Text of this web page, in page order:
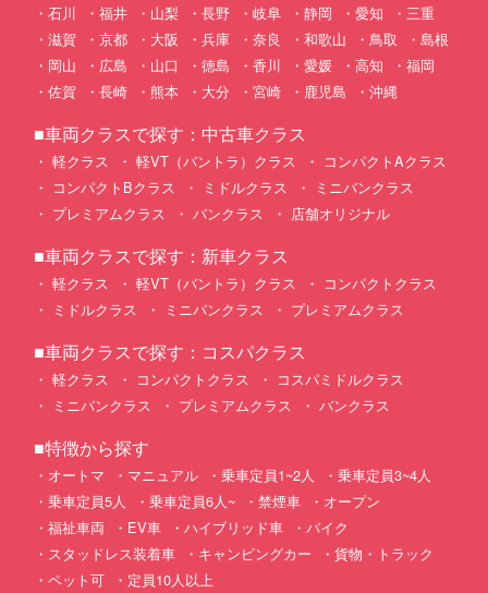
石川
福井 山梨 長野 岐阜 静岡 愛知
三重
滋賀
京都 大阪 兵庫 奈良 和歌山 鳥取
島根
岡山
広島 山口 徳島 香川 愛媛 高知
福岡
佐賀
長崎 熊本 大分 宮崎 鹿児島 沖縄
■車両クラスで探す：中古車クラス
軽クラス 軽VT（バントラ）クラス
コンパクトAクラス
コンパクトBクラス
ミドルクラス
ミニバンクラス
プレミアムクラス
バンクラス 店舗オリジナル
■車両クラスで探す：新車クラス
軽クラス 軽VT（バントラ）クラス
コンパクトクラス
ミドルクラス
ミニバンクラス プレミアムクラス
■車両クラスで探す：コスパクラス
軽クラス コンパクトクラス
コスパミドルクラス
ミニバンクラス
プレミアムクラス バンクラス
■特徴から探す
オートマ マニュアル 乗車定員1~2人
乗車定員3~4人
乗車定員5人
乗車定員6人~ 禁煙車
オープン
福祉車両
EV車 ハイブリッド車
バイク
スタッドレス装着車
キャンピングカー
貨物・トラック
ペット可
定員10人以上